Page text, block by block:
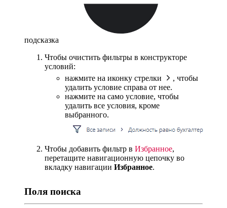
подсказка
Чтобы очистить фильтры в конструкторе
условий:
нажмите на иконку стрелки
, чтобы
удалить условие справа от нее.
нажмите на само условие, чтобы
удалить все условия, кроме
выбранного.
Чтобы добавить фильтр в Избранное,
перетащите навигационную цепочку во
вкладку навигации Избранное.
Поля поиска